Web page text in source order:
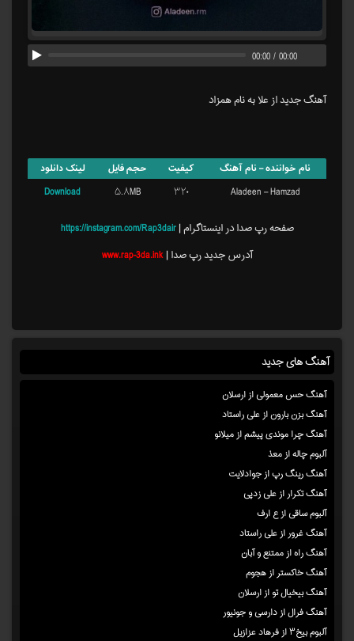
00:00/00:00
آهنگ جدید از علا به نام همزاد
نام خواننده – نام آهنگ کیفیت حجم فایل
لینک دانلود
Aladeen – Hamzad
۳۲۰ ۵.۸MB Download
صفحه رپ صدا در اینستاگرام |https://instagram.com/Rap3dair
آدرس جدید رپ صدا |www.rap-3da.ink
آهنگ های جدید
آهنگ حس معمولی از ارسلان
آهنگ بزن بارون از علی راستاد
آهنگ چرا موندی پیشم از میلانو
آلبوم چاله از معذ
آهنگ رینگ رپ از جوادلایت
آهنگ تکرار از علی زدپی
آلبوم ساقی از ع ارف
آهنگ غرور از علی راستاد
آهنگ راه از ممتنع و آبان
آهنگ خاکستر از هجوم
آهنگ بیخیال تو از ارسلان
آهنگ فرال از دارسی و جونیور
آلبوم بیخ۳ از فرهاد عزازیل